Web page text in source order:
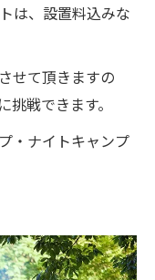
は、設置料込みな
せて頂きますの
戦できます。
・ナイトキャンプ